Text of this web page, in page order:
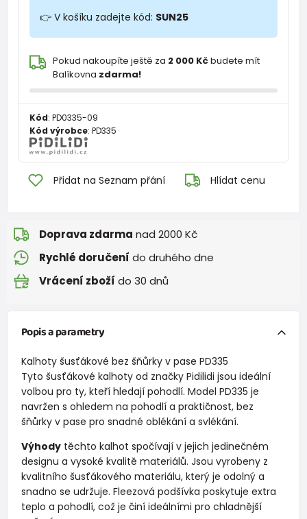
👉 V košíku zadejte kód: SUN25
Pokud nakoupíte ještě za 2 000 Kčbudete mít
Balíkovna zdarma!
Kód: PD0335-09
Kód výrobce: PD335
Přidat na Seznam přání Hlídat cenu
Doprava zdarma nad 2000 Kč
Rychlé doručení do druhého dne
Vrácení zboží do 30 dnů
Popis a parametry
Kalhoty šusťákové bez šňůrky v pase PD335
Tyto šusťákové kalhoty od značky Pidilidi jsou ideální
volbou pro ty, kteří hledají pohodlí. Model PD335 je
navržen s ohledem na pohodlí a praktičnost, bez
šňůrky v pase pro snadné oblékání a svlékání.
Výhodytěchto kalhot spočívají v jejich jedinečném
designu a vysoké kvalitě materiálů. Jsou vyrobeny z
kvalitního šusťákového materiálu, který je odolný a
snadno se udržuje. Fleezová podšívka poskytuje extra
teplo a pohodlí, což je činí ideálními pro chladnější